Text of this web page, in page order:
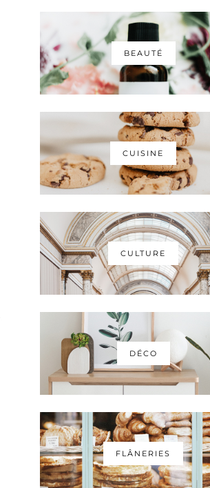
BEAUTÉ
CUISINE
CULTURE
DÉCO
FLÂNERIES